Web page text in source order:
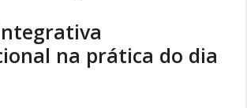
na prática do dia